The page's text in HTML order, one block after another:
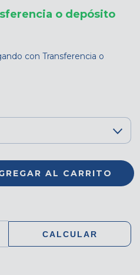
o depósito
con Transferencia o
CALCULAR